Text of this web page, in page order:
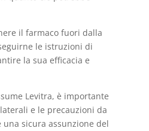
il farmaco fuori dalla
le istruzioni di
la sua efficacia e
Levitra, è importante
e le precauzioni da
sicura assunzione del